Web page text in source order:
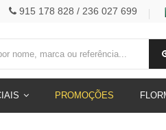
915 178 828 / 236 027 699
PROMOÇÕES